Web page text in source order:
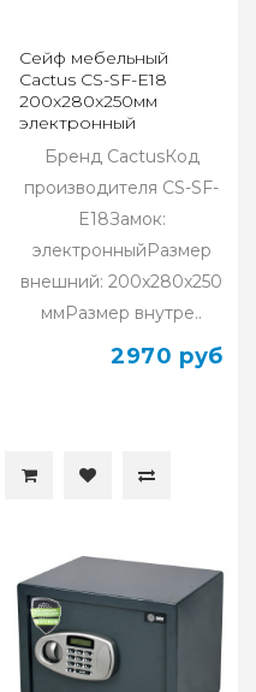
Сейф мебельный
Cactus CS-SF-E18
200x280x250мм
электронный
Бренд CactusКод
производителя CS-SF-
E18Замок:
электронныйРазмер
внешний: 200x280x250
ммРазмер внутре..
2970 руб